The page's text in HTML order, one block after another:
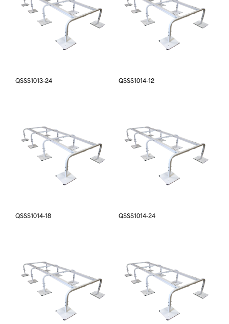
QSSS1013-24 QSSS1014-12
QSSS1014-18 QSSS1014-24